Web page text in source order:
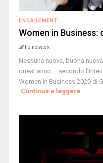
ENGAGEMENT
Women in Business:
heinetwork
Nessuna nuova, buona
quest'anno – secondo
Women in Business 2020 di
Continua a leggere